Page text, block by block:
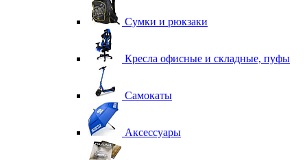
Сумки и рюкзаки
Кресла офисные и складные, пуфы
Самокаты
Аксессуары